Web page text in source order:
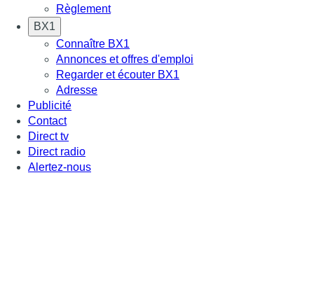
Règlement
BX1
Connaître BX1
Annonces et offres d'emploi
Regarder et écouter BX1
Adresse
Publicité
Contact
Direct tv
Direct radio
Alertez-nous